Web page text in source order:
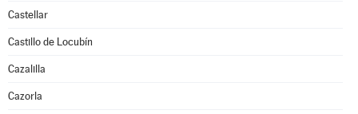
Castellar
Castillo de Locubín
Cazalilla
Cazorla